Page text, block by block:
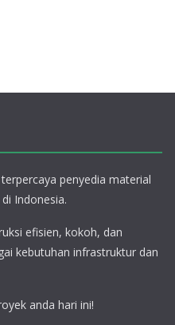
penyedia material
Indonesia.
efisien, kokoh, dan
kebutuhan infrastruktur dan
anda hari ini!